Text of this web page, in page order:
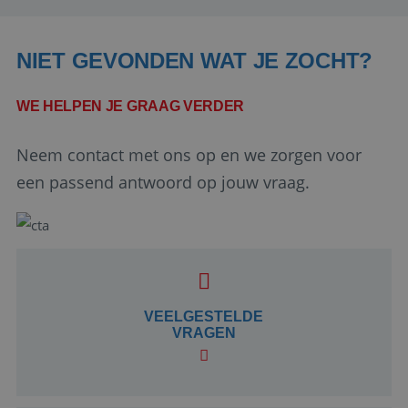
NIET GEVONDEN WAT JE ZOCHT?
WE HELPEN JE GRAAG VERDER
Neem contact met ons op en we zorgen voor
een passend antwoord op jouw vraag.
VEELGESTELDE
VRAGEN
Corporation
Google Privacy Policy